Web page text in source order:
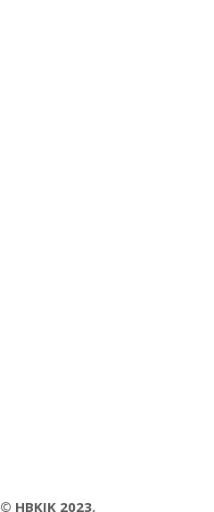
© HBKIK 2023.